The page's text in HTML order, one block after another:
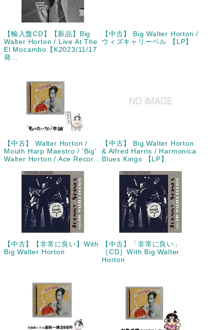
【輸入盤CD】【新品】Big
Walter Horton / Live At The
El Mocambo【K2023/11/17
発...
【中古】 Big Walter Horton /
ウィズキャリーベル 【LP】
【中古】 Walter Horton /
Mouth Harp Maestro / 'Big'
Walter Horton / Ace Recor...
【中古】 Big Walter Horton
& Alfred Harris / Harmonica
Blues Kings 【LP】
【中古】【非常に良い】With
Big Walter Horton
【中古】「非常に良い」
［CD］With Big Walter
Horton